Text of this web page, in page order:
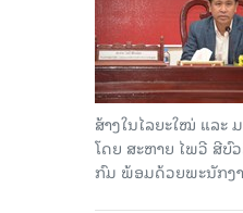
ສ້າງໃນໄລຍະໃໝ່ ແລ
ໂດຍ ສະຫາຍ ໄພວີ ສີ
ກົມ ພ້ອມດ້ວຍພະນັກງ